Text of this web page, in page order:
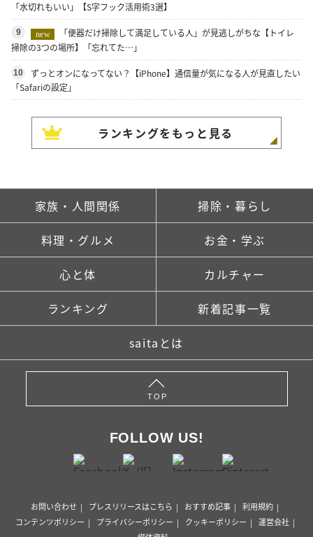
「水切れもいい」【S字フック活用術3選】
9 new
「便器だけ掃除して満足している人」が見逃しがちな【トイレ
掃除の3つの場所】「忘れてた…」
10
ずっとオンになってない？【iPhone】通信量が気になる人が見直したい
「Safariの設定」
ランキングをもっと見る
家族・人間関係 掃除・暮らし
料理・グルメ お金・学ぶ
心と体 カルチャー
ランキング 新着記事一覧
saitaとは
TOP
FOLLOW US!
お問い合わせ プレスリリースはこちら おすすめ記事
利用規約
コンテンツポリシー
プライバシーポリシー クッキーポリシー
運営会社